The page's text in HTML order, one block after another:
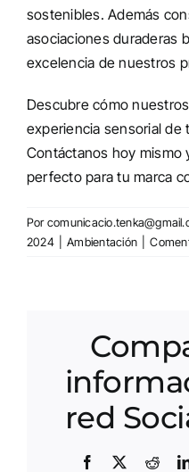
sostenibles. Además
asociaciones duraderas
excelencia de nuestros
Descubre cómo
experiencia sensorial de
Contáctanos hoy mismo
perfecto para tu marca
Por
2024
Ambientación
red
Facebook